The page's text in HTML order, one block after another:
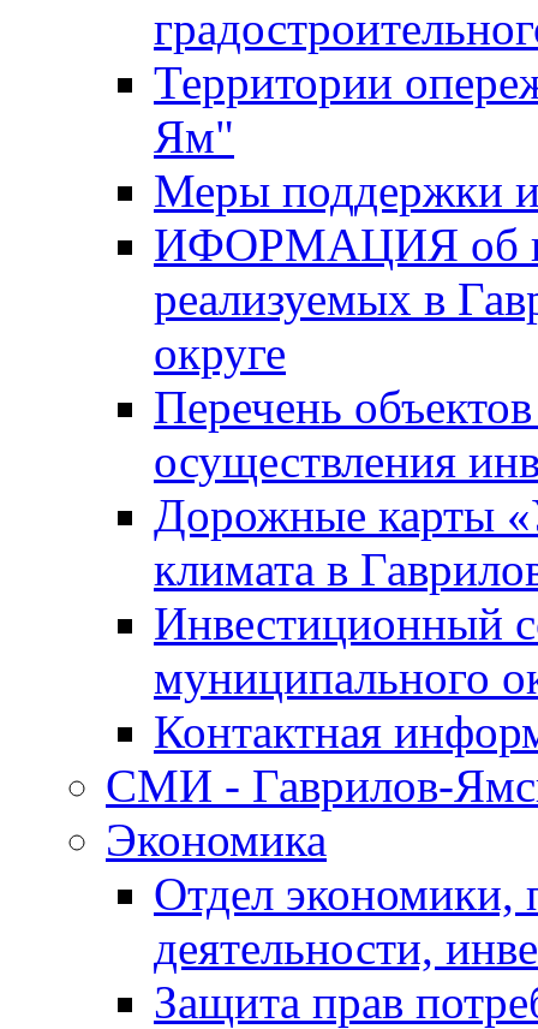
Территории
Ям"
Меры поддержки
ИФОРМАЦИЯ об
реализуемых в
округе
Перечень
осуществления
Дорожные карты
климата в
Инвестиционный
муниципального
Контактная
СМИ - Гаврилов-
Экономика
Отдел экономики,
деятельности,
Защита прав